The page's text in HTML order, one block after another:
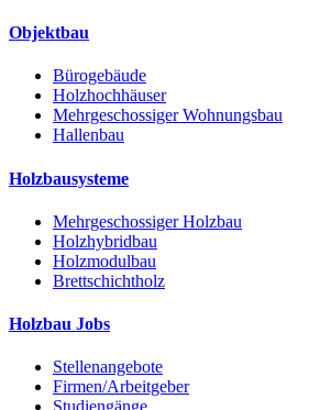
Objektbau
Bürogebäude
Holzhochhäuser
Mehrgeschossiger Wohnungsbau
Hallenbau
Holzbausysteme
Mehrgeschossiger Holzbau
Holzhybridbau
Holzmodulbau
Brettschichtholz
Holzbau Jobs
Stellenangebote
Firmen/Arbeitgeber